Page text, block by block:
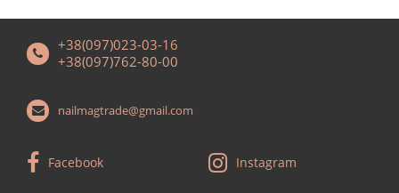
+38(097)023-03-16
+38(097)762-80-00
nailmagtrade@gmail.com
Facebook Instagram